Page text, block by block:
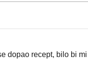
dopao recept, bilo bi